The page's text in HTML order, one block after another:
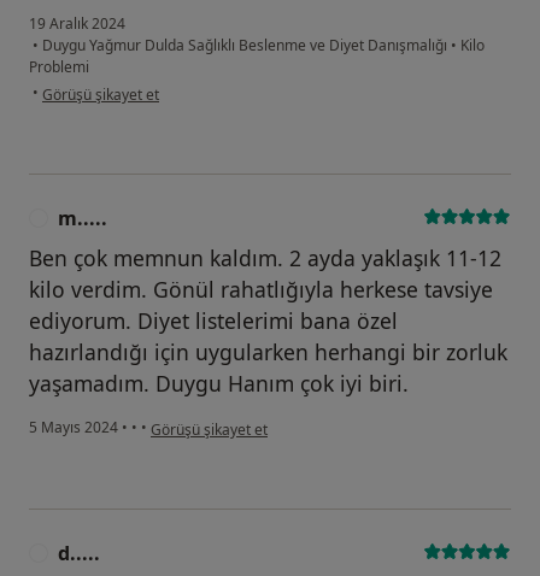
19 Aralık 2024
• Duygu Yağmur Dulda Sağlıklı Beslenme ve Diyet Danışmalığı • Kilo
Problemi
• kullanıcının görüşüne göre öz...
Görüşü şikayet et
m.....
Ben çok memnun kaldım. 2 ayda yaklaşık 11-12
kilo verdim. Gönül rahatlığıyla herkese tavsiye
ediyorum. Diyet listelerimi bana özel
hazırlandığı için uygularken herhangi bir zorluk
yaşamadım. Duygu Hanım çok iyi biri.
5 Mayıs 2024 • • • kullanıcının görüşüne göre m.....
Görüşü şikayet et
d.....